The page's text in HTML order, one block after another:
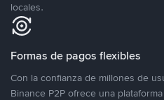
locales.
Formas de pagos flexibles
Con la confianza de millones de
Binance P2P ofrece una